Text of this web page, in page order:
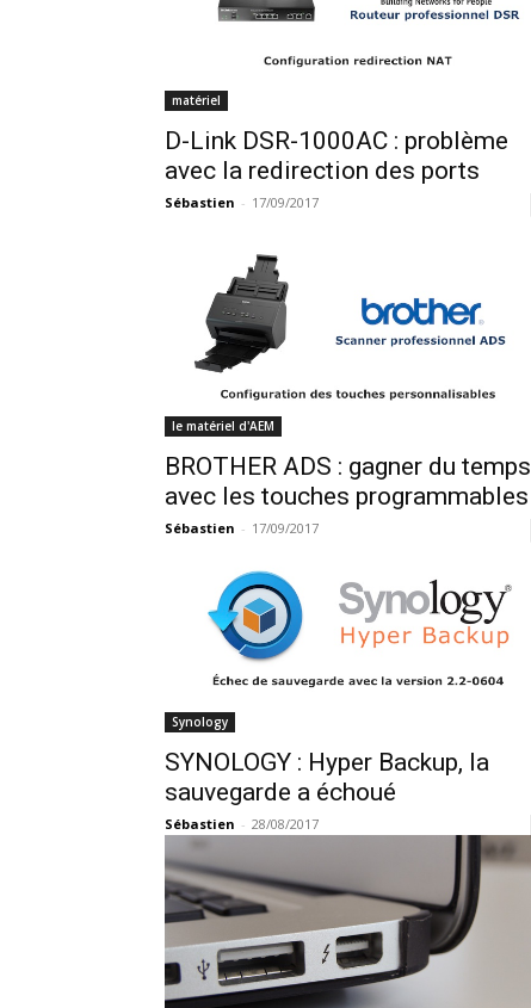
matériel
D-Link DSR-1000AC : problème
avec la redirection des ports
Sébastien - 17/09/2017
le matériel d'AEM
BROTHER ADS : gagner du temps
avec les touches programmables
Sébastien - 17/09/2017
Synology
SYNOLOGY : Hyper Backup, la
sauvegarde a échoué
Sébastien - 28/08/2017